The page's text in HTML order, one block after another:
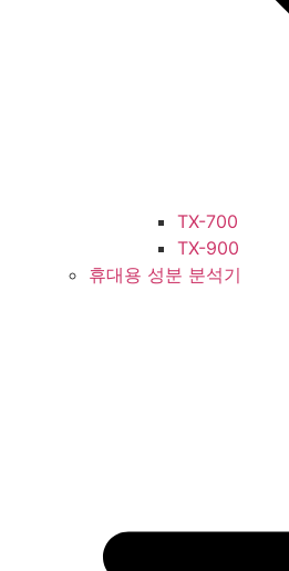
TX-700
TX-900
휴대용 성분 분석기